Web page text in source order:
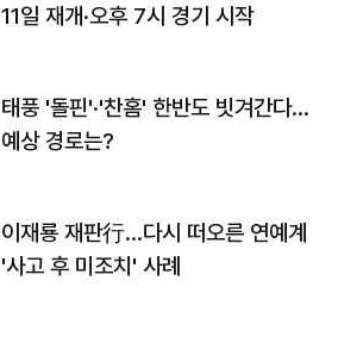
11일 재개·오후 7시 경기 시작
태풍 '돌핀'·'찬홈' 한반도 빗겨간다…
예상 경로는?
이재룡 재판行…다시 떠오른 연예계
'사고 후 미조치' 사례